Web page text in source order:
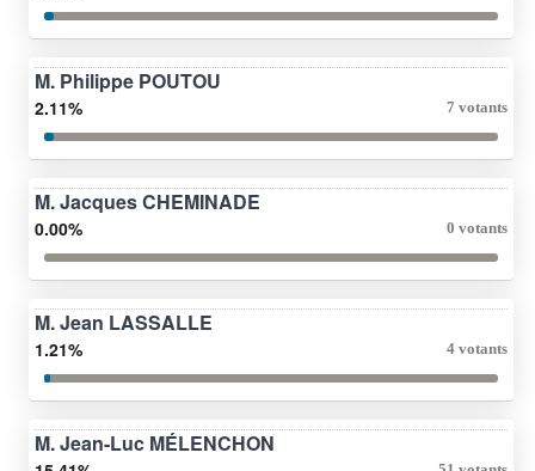
M. Philippe POUTOU
2.11% 7 votants
M. Jacques CHEMINADE
0.00% 0 votants
M. Jean LASSALLE
1.21% 4 votants
M. Jean-Luc MÉLENCHON